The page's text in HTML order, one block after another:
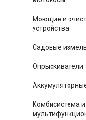
Моющие и
устройства
Садовые
Опрыскиватели
Комбисистема и